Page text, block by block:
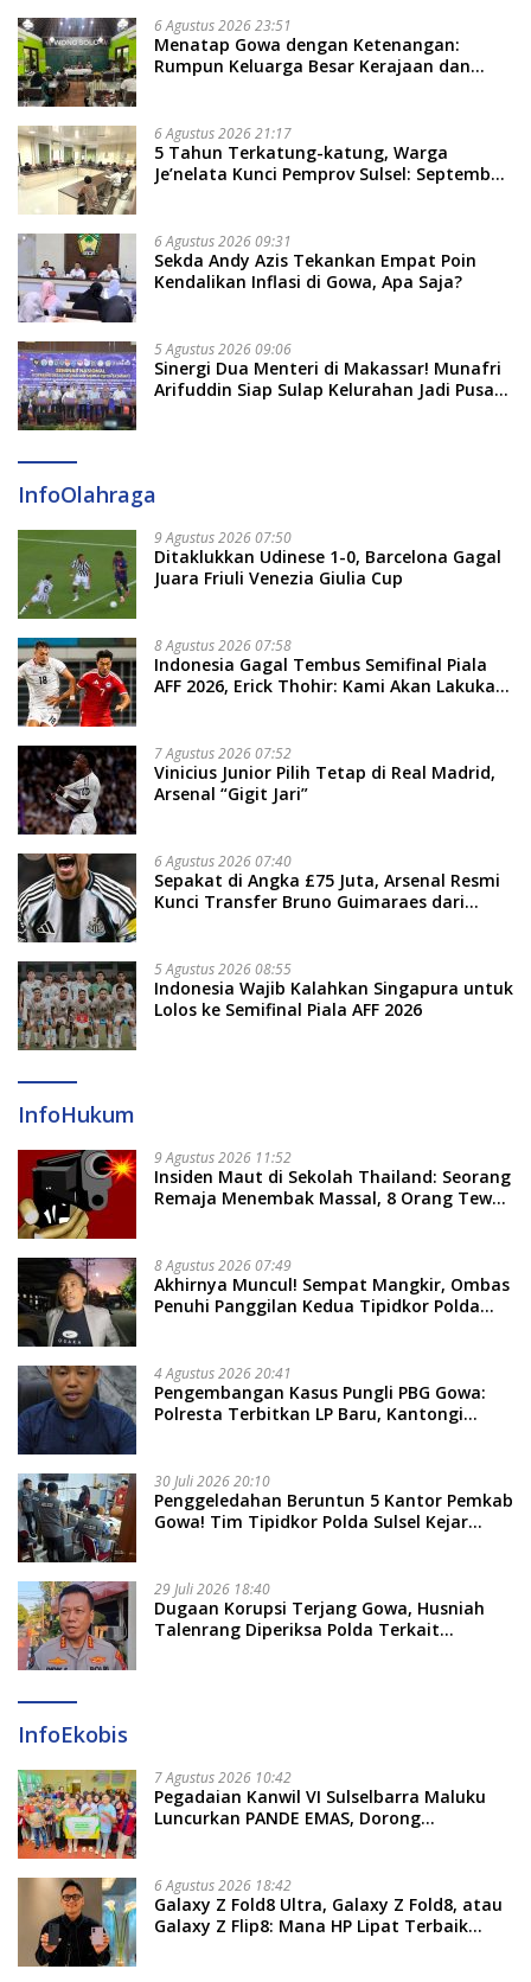
6 Agustus 2026 23:51
Menatap Gowa dengan Ketenangan:
Rumpun Keluarga Besar Kerajaan dan
Soal Adat dan Adab
6 Agustus 2026 21:17
5 Tahun Terkatung-katung, Warga
Je’nelata Kunci Pemprov Sulsel: September
6 Agustus 2026 09:31
Sekda Andy Azis Tekankan Empat Poin
Kendalikan Inflasi di Gowa, Apa Saja?
5 Agustus 2026 09:06
Sinergi Dua Menteri di Makassar! Munafri
Arifuddin Siap Sulap Kelurahan Jadi Pusat
InfoOlahraga
9 Agustus 2026 07:50
Ditaklukkan Udinese 1-0, Barcelona Gagal
Juara Friuli Venezia Giulia Cup
8 Agustus 2026 07:58
Indonesia Gagal Tembus Semifinal Piala
AFF 2026, Erick Thohir: Kami Akan Lakukan
7 Agustus 2026 07:52
Vinicius Junior Pilih Tetap di Real Madrid,
Arsenal “Gigit Jari”
6 Agustus 2026 07:40
Sepakat di Angka £75 Juta, Arsenal Resmi
Kunci Transfer Bruno Guimaraes dari
5 Agustus 2026 08:55
Indonesia Wajib Kalahkan Singapura untuk
Lolos ke Semifinal Piala AFF 2026
InfoHukum
9 Agustus 2026 11:52
Insiden Maut di Sekolah Thailand: Seorang
Remaja Menembak Massal, 8 Orang Tewas
8 Agustus 2026 07:49
Akhirnya Muncul! Sempat Mangkir, Ombas
Penuhi Panggilan Kedua Tipidkor Polda
4 Agustus 2026 20:41
Pengembangan Kasus Pungli PBG Gowa:
Polresta Terbitkan LP Baru, Kantongi
30 Juli 2026 20:10
Penggeledahan Beruntun 5 Kantor Pemkab
Gowa! Tim Tipidkor Polda Sulsel Kejar
29 Juli 2026 18:40
Dugaan Korupsi Terjang Gowa, Husniah
Talenrang Diperiksa Polda Terkait
InfoEkobis
7 Agustus 2026 10:42
Pegadaian Kanwil VI Sulselbarra Maluku
Luncurkan PANDE EMAS, Dorong
6 Agustus 2026 18:42
Galaxy Z Fold8 Ultra, Galaxy Z Fold8, atau
Galaxy Z Flip8: Mana HP Lipat Terbaik